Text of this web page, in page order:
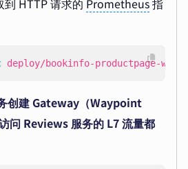
HTTP 请求的 Prometheus指
deploy/bookinfo-productpage-
创建 Gateway（Waypoint
问 Reviews 服务的 L7 流量都